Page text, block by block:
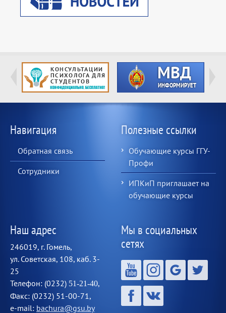
Навигация
Обратная связь
Сотрудники
Полезные ссылки
Обучающие курсы ГГУ-
Профи
ИПКиП приглашает на
обучающие курсы
Наш адрес
246019, г. Гомель,
ул. Советская, 108, каб. 3-
25
Телефон: (0232) 51-21-40,
Факс: (0232) 51-00-71,
e-mail: bachura@gsu.by
Мы в социальных
сетях